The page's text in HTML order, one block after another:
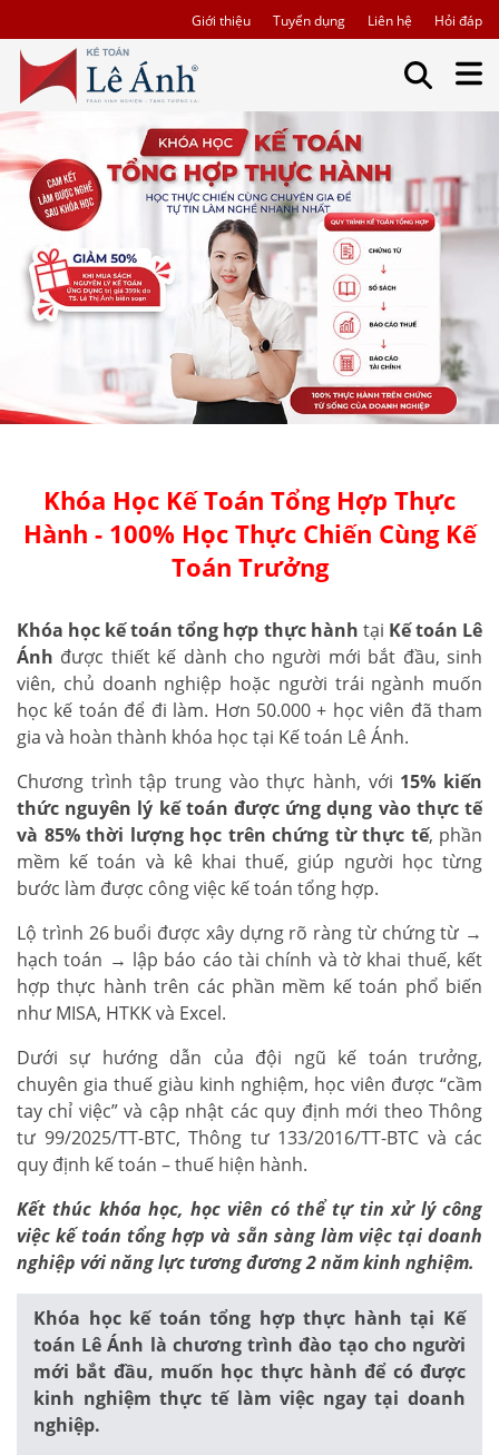
Giới thiệu Tuyển dụng Liên hệ Hỏi đáp
Khóa Học Kế Toán Tổng Hợp Thực
Hành - 100% Học Thực Chiến Cùng Kế
Toán Trưởng
Khóa học kế toán tổng hợp thực hành tại Kế toán Lê
Ánh được thiết kế dành cho người mới bắt đầu, sinh
viên, chủ doanh nghiệp hoặc người trái ngành muốn
học kế toán để đi làm. Hơn 50.000 + học viên đã tham
gia và hoàn thành khóa học tại Kế toán Lê Ánh.
Chương trình tập trung vào thực hành, với 15% kiến
thức nguyên lý kế toán được ứng dụng vào thực tế
và 85% thời lượng học trên chứng từ thực tế, phần
mềm kế toán và kê khai thuế, giúp người học từng
bước làm được công việc kế toán tổng hợp.
Lộ trình 26 buổi được xây dựng rõ ràng từ chứng từ →
hạch toán → lập báo cáo tài chính và tờ khai thuế, kết
hợp thực hành trên các phần mềm kế toán phổ biến
như MISA, HTKK và Excel.
Dưới sự hướng dẫn của đội ngũ kế toán trưởng,
chuyên gia thuế giàu kinh nghiệm, học viên được “cầm
tay chỉ việc” và cập nhật các quy định mới theo Thông
tư 99/2025/TT-BTC, Thông tư 133/2016/TT-BTC và các
quy định kế toán – thuế hiện hành.
Kết thúc khóa học, học viên có thể tự tin xử lý công
việc kế toán tổng hợp và sẵn sàng làm việc tại doanh
nghiệp với năng lực tương đương 2 năm kinh nghiệm.
Khóa học kế toán tổng hợp thực hành tại Kế
toán Lê Ánh là chương trình đào tạo cho người
mới bắt đầu, muốn học thực hành để có được
kinh nghiệm thực tế làm việc ngay tại doanh
nghiệp.